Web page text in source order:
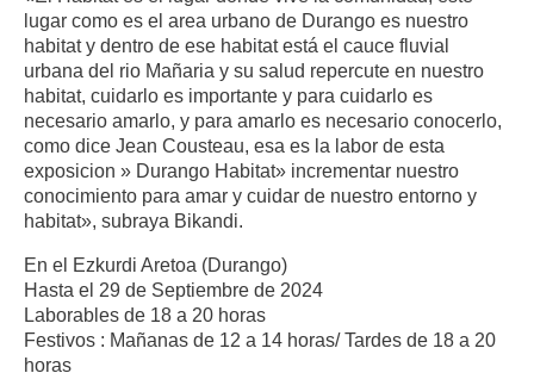
lugar como es el area urbano de Durango es nuestro
habitat y dentro de ese habitat está el cauce fluvial
urbana del rio Mañaria y su salud repercute en nuestro
habitat, cuidarlo es importante y para cuidarlo es
necesario amarlo, y para amarlo es necesario conocerlo,
como dice Jean Cousteau, esa es la labor de esta
exposicion » Durango Habitat» incrementar nuestro
conocimiento para amar y cuidar de nuestro entorno y
habitat», subraya Bikandi.
En el Ezkurdi Aretoa (Durango)
Hasta el 29 de Septiembre de 2024
Laborables de 18 a 20 horas
Festivos : Mañanas de 12 a 14 horas/ Tardes de 18 a 20
horas